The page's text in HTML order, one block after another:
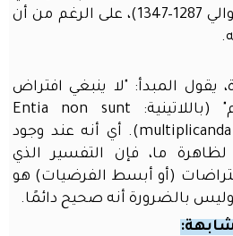
(William of Ockham، حوالي 1287–1347)، على الرغم من أن
يقول المبدأ: "لا ينبغي افتراض
كيانات أكثر من اللازم" (باللاتينية: Entia non sunt
multiplicanda praeter necessitatem). أي أنه عند وجود
ما، فإن التفسير الذي
(أو أبسط الفرضيات) هو
بالضرورة أنه صحيح دائمًا.